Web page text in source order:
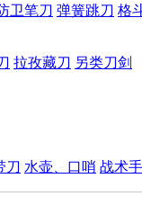
卫笔刀 弹簧跳刀 格
拉孜藏刀 另类刀剑
刀 水壶、口哨 战术